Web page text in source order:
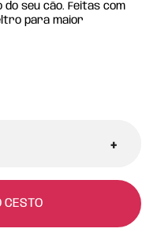
seu cão. Feitas com
para maior
+
CESTO